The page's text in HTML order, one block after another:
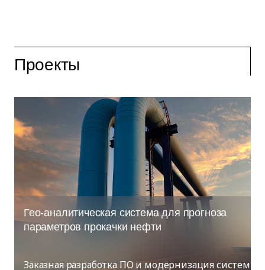
Проекты
Гео-аналитическая система для прогноза
параметров прокачки нефти
Заказная разработка ПО и модернизация систем